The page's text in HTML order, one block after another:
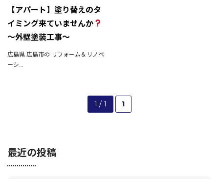
【アパート】塗り替えのタ
イミング来ていませんか
～外壁塗装工事～
広島県 広島市の リフォーム＆リノベ
ーシ...
1 / 1 1
最近の投稿